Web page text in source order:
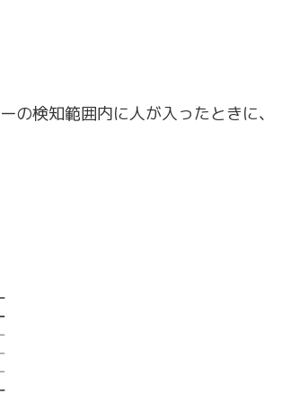
検知範囲内に人が入ったときに、